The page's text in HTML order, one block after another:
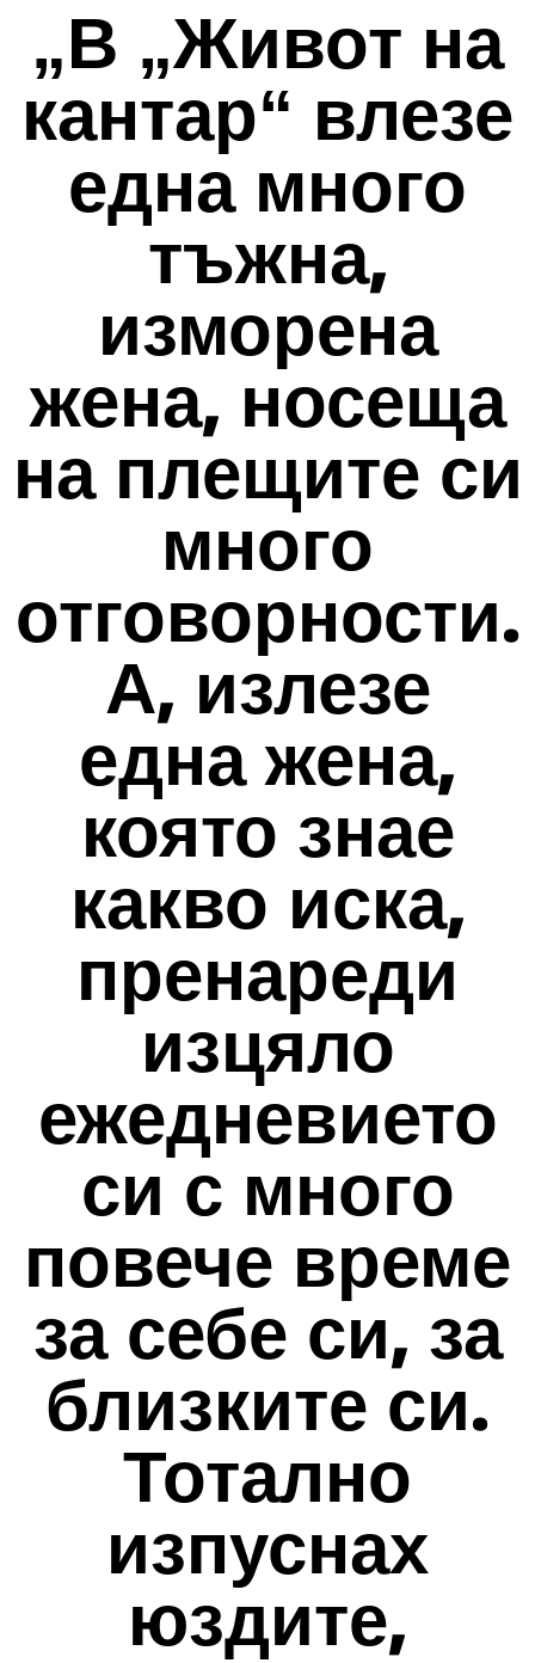
„В „Живот на
кантар“ влезе
една много
тъжна,
изморена
жена, носеща
на плещите си
много
отговорности.
А, излезе
една жена,
която знае
какво иска,
пренареди
изцяло
ежедневието
си с много
повече време
за себе си, за
близките си.
Тотално
изпуснах
юздите,